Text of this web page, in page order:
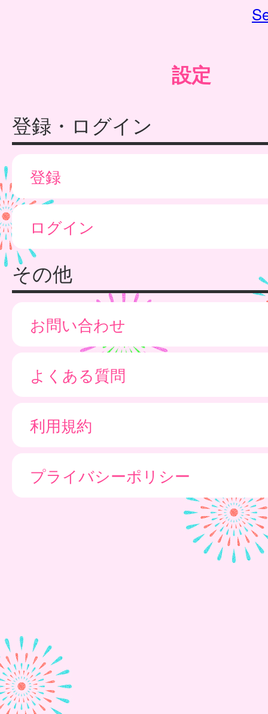
設定
登録・ログイン
登録
ログイン
その他
お問い合わせ
よくある質問
利用規約
プライバシーポリシー